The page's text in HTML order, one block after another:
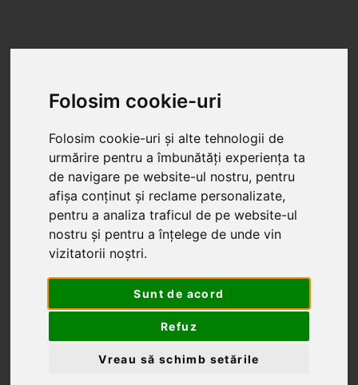
Folosim cookie-uri
Folosim cookie-uri și alte tehnologii de
urmărire pentru a îmbunătăți experiența ta
de navigare pe website-ul nostru, pentru
afișa conținut și reclame personalizate,
pentru a analiza traficul de pe website-ul
nostru și pentru a înțelege de unde vin
vizitatorii noștri.
Sunt de acord
Refuz
Vreau să schimb setările